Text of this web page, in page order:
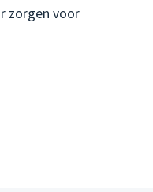
zorgen voor